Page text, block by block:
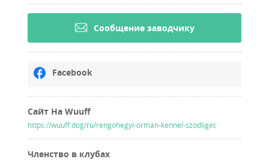
Cообщение заводчику
Facebook
Сайт На Wuuff
https://wuuff.dog/ru/rengohegyi-orman-kennel-szodliget
Членство в клубах